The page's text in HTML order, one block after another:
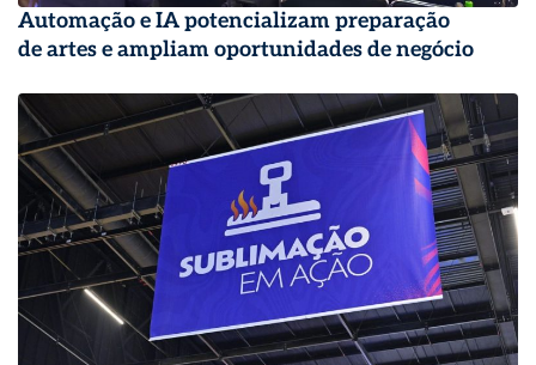
Automação e IA potencializam preparação
de artes e ampliam oportunidades de negócio